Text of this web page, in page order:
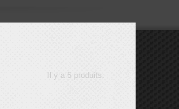
Il y a 5 produits.